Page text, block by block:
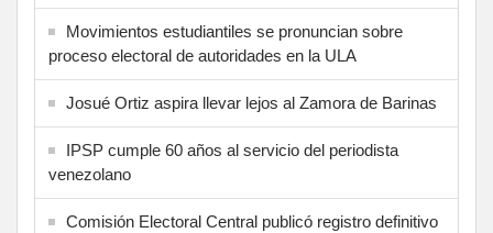
Movimientos estudiantiles se pronuncian sobre
proceso electoral de autoridades en la ULA
Josué Ortiz aspira llevar lejos al Zamora de Barinas
IPSP cumple 60 años al servicio del periodista
venezolano
Comisión Electoral Central publicó registro definitivo